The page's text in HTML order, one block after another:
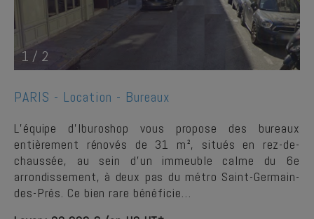
1 / 2
PARIS - Location - Bureaux
L’équipe d’Iburoshop vous propose des bureaux
entièrement rénovés de 31 m², situés en rez-de-
chaussée, au sein d’un immeuble calme du 6e
arrondissement, à deux pas du métro Saint-Germain-
des-Prés. Ce bien rare bénéficie…